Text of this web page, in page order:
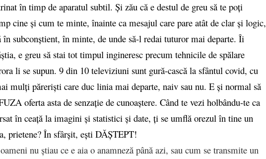
în timp de aparatul subtil. Și zău că e destul de greu să te poți
cine și cum te minte, înainte ca mesajul care pare atât de clar și logic,
în subconștient, în minte, de unde să-l redai tuturor mai departe. Îi
e greu să stai tot timpul ingineresc precum tehnicile de spălare
li se supun. 9 din 10 televiziuni sunt gură-cască la sfântul covid, cu
mulți păreriști care duc linia mai departe, naiv sau nu. E și normal să
oferta asta de senzație de cunoaștere. Când te vezi holbându-te ca
în ceață la imagini și statistici și date, ți se umflă orezul în tine un
prietene? În sfârșit, ești DĂȘTEPT!
nu știau ce e aia o anamneză până azi, sau cum se transmite un